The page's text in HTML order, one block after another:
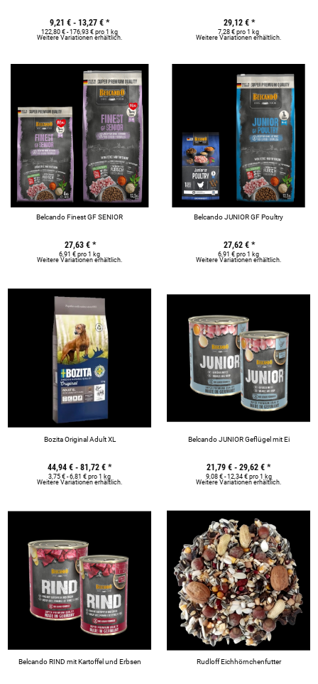
9,21 € - 13,27 € *
122,80 € - 176,93 € pro 1 kg
Weitere Variationen erhältlich.
29,12 €*
7,28 € pro 1 kg
Weitere Variationen erhältlich.
Belcando Finest GF SENIOR
27,63 €*
6,91 € pro 1 kg
Weitere Variationen erhältlich.
Belcando JUNIOR GF Poultry
27,62 €*
6,91 € pro 1 kg
Weitere Variationen erhältlich.
Bozita Original Adult XL
44,94 € - 81,72 € *
3,75 € - 6,81 € pro 1 kg
Weitere Variationen erhältlich.
Belcando JUNIOR Geflügel mit Ei
21,79 € - 29,62 € *
9,08 € - 12,34 € pro 1 kg
Weitere Variationen erhältlich.
Belcando RIND mit Kartoffel und Erbsen Rudloff Eichhörnchenfutter